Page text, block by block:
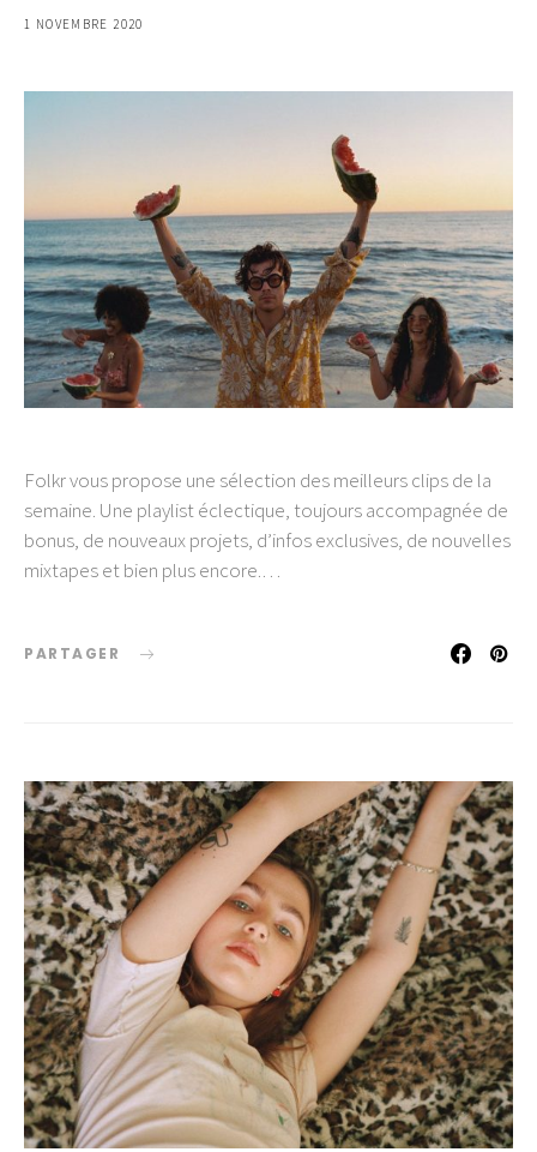
1 NOVEMBRE 2020
Folkr vous propose une sélection des meilleurs clips de la
semaine. Une playlist éclectique, toujours accompagnée de
bonus, de nouveaux projets, d’infos exclusives, de nouvelles
mixtapes et bien plus encore.…
PARTAGER